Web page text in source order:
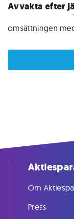
Avvakta efter
För medlemmar •
omsättningen
Om
Press